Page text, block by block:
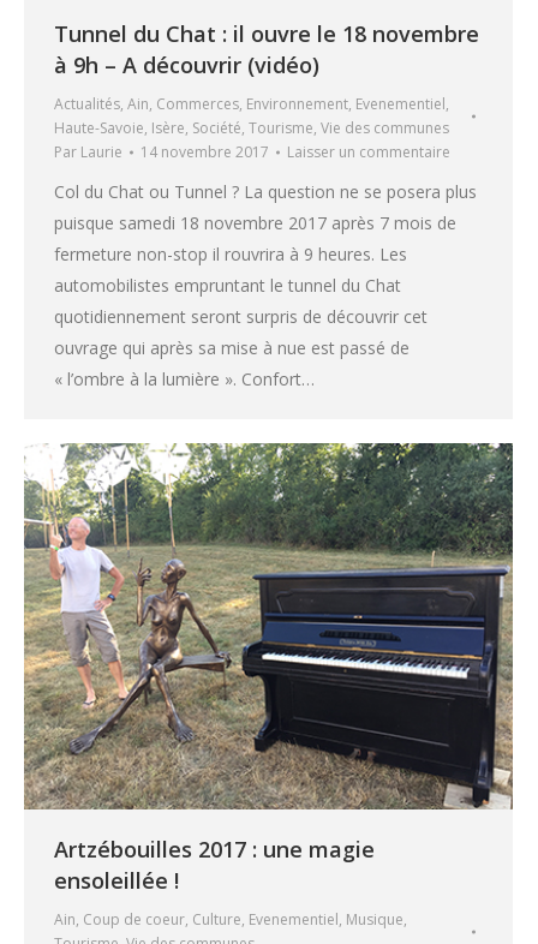
Tunnel du Chat : il ouvre le 18 novembre
à 9h – A découvrir (vidéo)
Actualités, Ain, Commerces, Environnement, Evenementiel,
Haute-Savoie, Isère, Société, Tourisme, Vie des communes
Par Laurie 14 novembre 2017 Laisser un commentaire
Col du Chat ou Tunnel ? La question ne se posera plus
puisque samedi 18 novembre 2017 après 7 mois de
fermeture non-stop il rouvrira à 9 heures. Les
automobilistes empruntant le tunnel du Chat
quotidiennement seront surpris de découvrir cet
ouvrage qui après sa mise à nue est passé de
« l’ombre à la lumière ». Confort…
Artzébouilles 2017 : une magie
ensoleillée !
Ain, Coup de coeur, Culture, Evenementiel, Musique,